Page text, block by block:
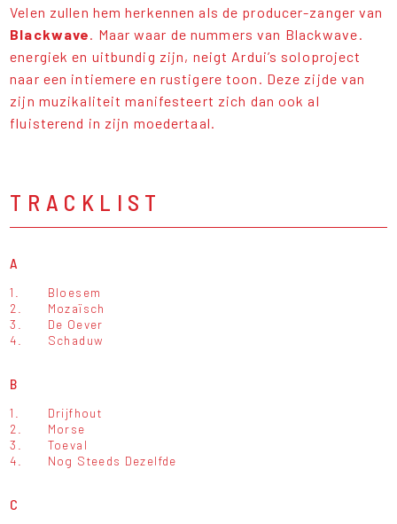
Velen zullen hem herkennen als de producer-zanger van
Blackwave
. Maar waar de nummers van Blackwave.
energiek en uitbundig zijn, neigt Ardui’s soloproject
naar een intiemere en rustigere toon. Deze zijde van
zijn muzikaliteit manifesteert zich dan ook al
fluisterend in zijn moedertaal.
TRACKLIST
A
1.
Bloesem
2.
Mozaïsch
3.
De Oever
4.
Schaduw
B
1.
Drijfhout
2.
Morse
3.
Toeval
4.
Nog Steeds Dezelfde
C